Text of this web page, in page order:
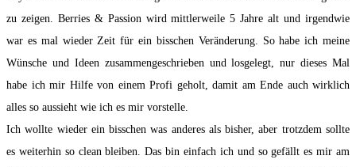
zu zeigen. Berries & Passion wird mittlerweile 5 Jahre alt und irgendwie
war es mal wieder Zeit für ein bisschen Veränderung. So habe ich meine
Wünsche und Ideen zusammengeschrieben und losgelegt, nur dieses Mal
habe ich mir Hilfe von einem Profi geholt, damit am Ende auch wirklich
alles so aussieht wie ich es mir vorstelle.
Ich wollte wieder ein bisschen was anderes als bisher, aber trotzdem sollte
es weiterhin so clean bleiben. Das bin einfach ich und so gefällt es mir am